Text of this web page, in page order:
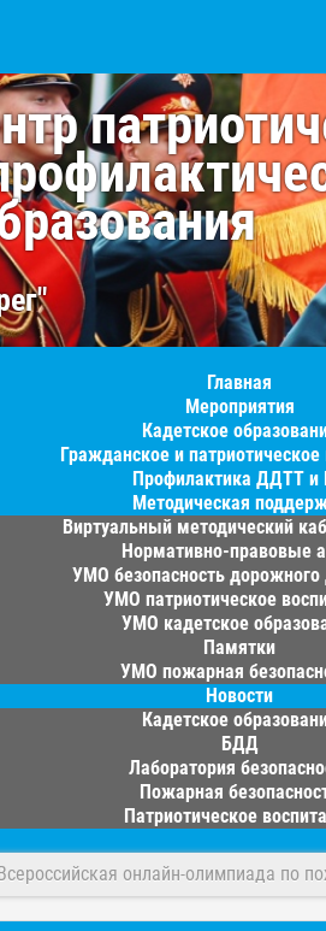
Главная
Мероприятия
Кадетское
Гражданское и патриотическое
Профилактика ДДТТ и
Методическая
Виртуальный методический
Нормативно-правовые
УМО безопасность
УМО патриотическое
УМО кадетское
Памятки
УМО пожарная
Новости
Кадетское
БДД
Лаборатория
Пожарная
Патриотическое
онлайн-олимпиада по